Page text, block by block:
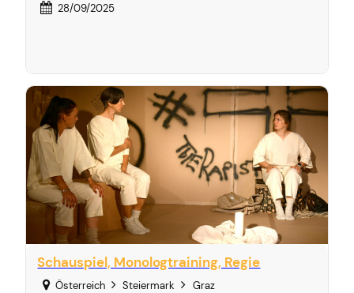
28/09/2025
Schauspiel, Monologtraining, Regie
Österreich Steiermark
Graz